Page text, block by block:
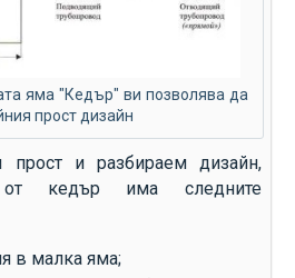
яма "Кедър" ви позволява да
прост дизайн
и разбираем дизайн,
от кедър има следните
в малка яма;